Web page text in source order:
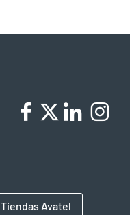
Tiendas Avatel